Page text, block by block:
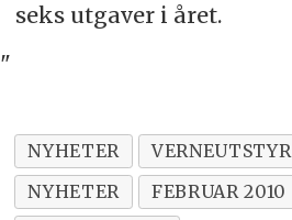
seks utgaver i året.
"
NYHETER VERNEUTSTYR
NYHETER
FEBRUAR 2010